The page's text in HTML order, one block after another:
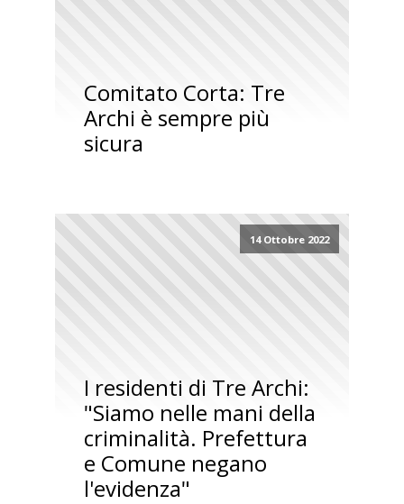
Comitato Corta: Tre
Archi è sempre più
sicura
14 Ottobre 2022
I residenti di Tre Archi:
"Siamo nelle mani della
criminalità. Prefettura
e Comune negano
l'evidenza"